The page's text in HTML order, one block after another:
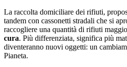
La raccolta domiciliare dei rifiuti,
tandem con cassonetti stradali che si
raccogliere una quantità di rifiuti
cura. Più differenziata, significa più
diventeranno nuovi oggetti: un
Pianeta.